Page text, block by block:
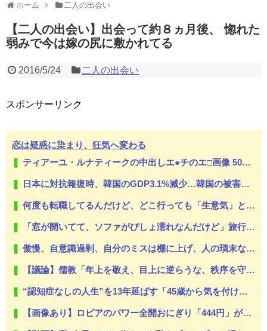
ホーム 二人の出会い
【二人の出会い】出会って約８ヵ月後、 惚れた
弱みで今は嫁の尻に敷かれてる
2016/5/24 二人の出会い
スポンサーリンク
恋は疑惑に染まり、狂気へ変わる
ティアーユ・ルナティークの中出しエ●チのエ□画像 500枚【ToLOVEる -とらぶる-】
日本に対抗報復時、韓国のGDP3.1%減少…韓国の被害がより大きい＝韓国の反応
何度も転職してるんだけど、どこ行っても「生意気」と悪く言われる。正直わけわからなかったんだが、あるとき他人と自分では外見に大きく差がある事に気づいて…
「窓が開いてて、ソファがびしょ濡れなんだけど」旅行から帰った友人から届いた一通の続き…
傲慢、自意識過剰、自分のミスは棚に上げ、人の瑣末なミスをネチネチと責める同僚A。過去に何人かがAにイビられて鬱病になって退職してる。しかし上司はAに対しては…
【議論】儒教「年上を敬え、目上に逆らうな、秩序を守れ」←これが東アジアに残したもの
“認知症なしの人生”を13年延ばす「45歳から気を付けたい3つのこと」
【画像あり】ロピアのパワー全開おにぎり「444円」がコチラｗｗｗｗｗ